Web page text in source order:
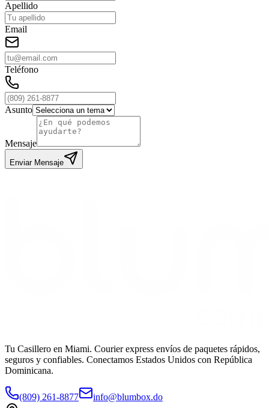
Apellido
Email
Teléfono
Asunto
Mensaje
Enviar Mensaje
Tu Casillero en Miami. Courier express envíos de paquetes rápidos,
seguros y confiables. Conectamos Estados Unidos con República
Dominicana.
(809) 261-8877
info@blumbox.do